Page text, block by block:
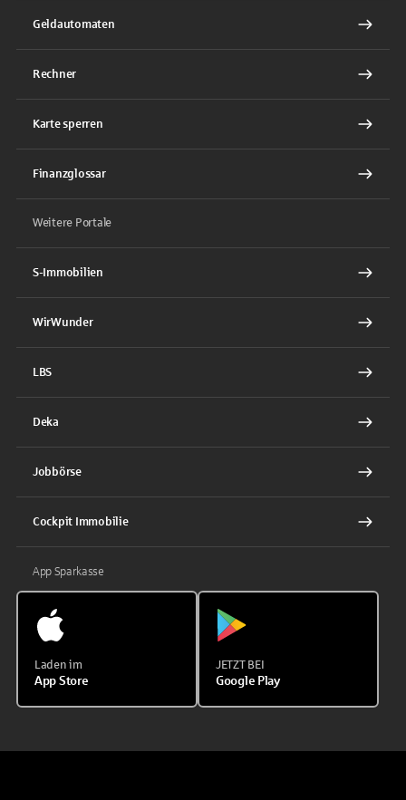
Geldautomaten
Rechner
Karte sperren
Finanzglossar
Weitere Portale
S-Immobilien
WirWunder
LBS
Deka
Jobbörse
Cockpit Immobilie
App Sparkasse
Laden im
App Store
JETZT BEI
Google Play